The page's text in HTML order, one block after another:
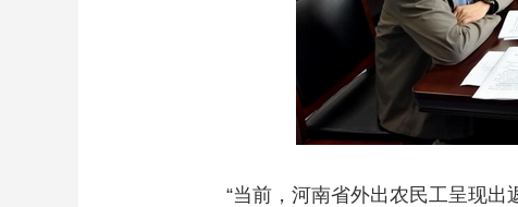
“当前，河南省外出农民工呈现